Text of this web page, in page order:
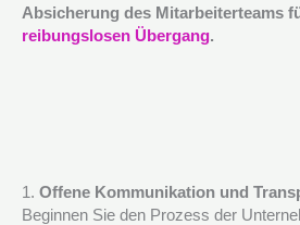
Absicherung des Mitarbeiterteams
reibungslosen Übergang.
1. Offene Kommunikation und
Beginnen Sie den Prozess der